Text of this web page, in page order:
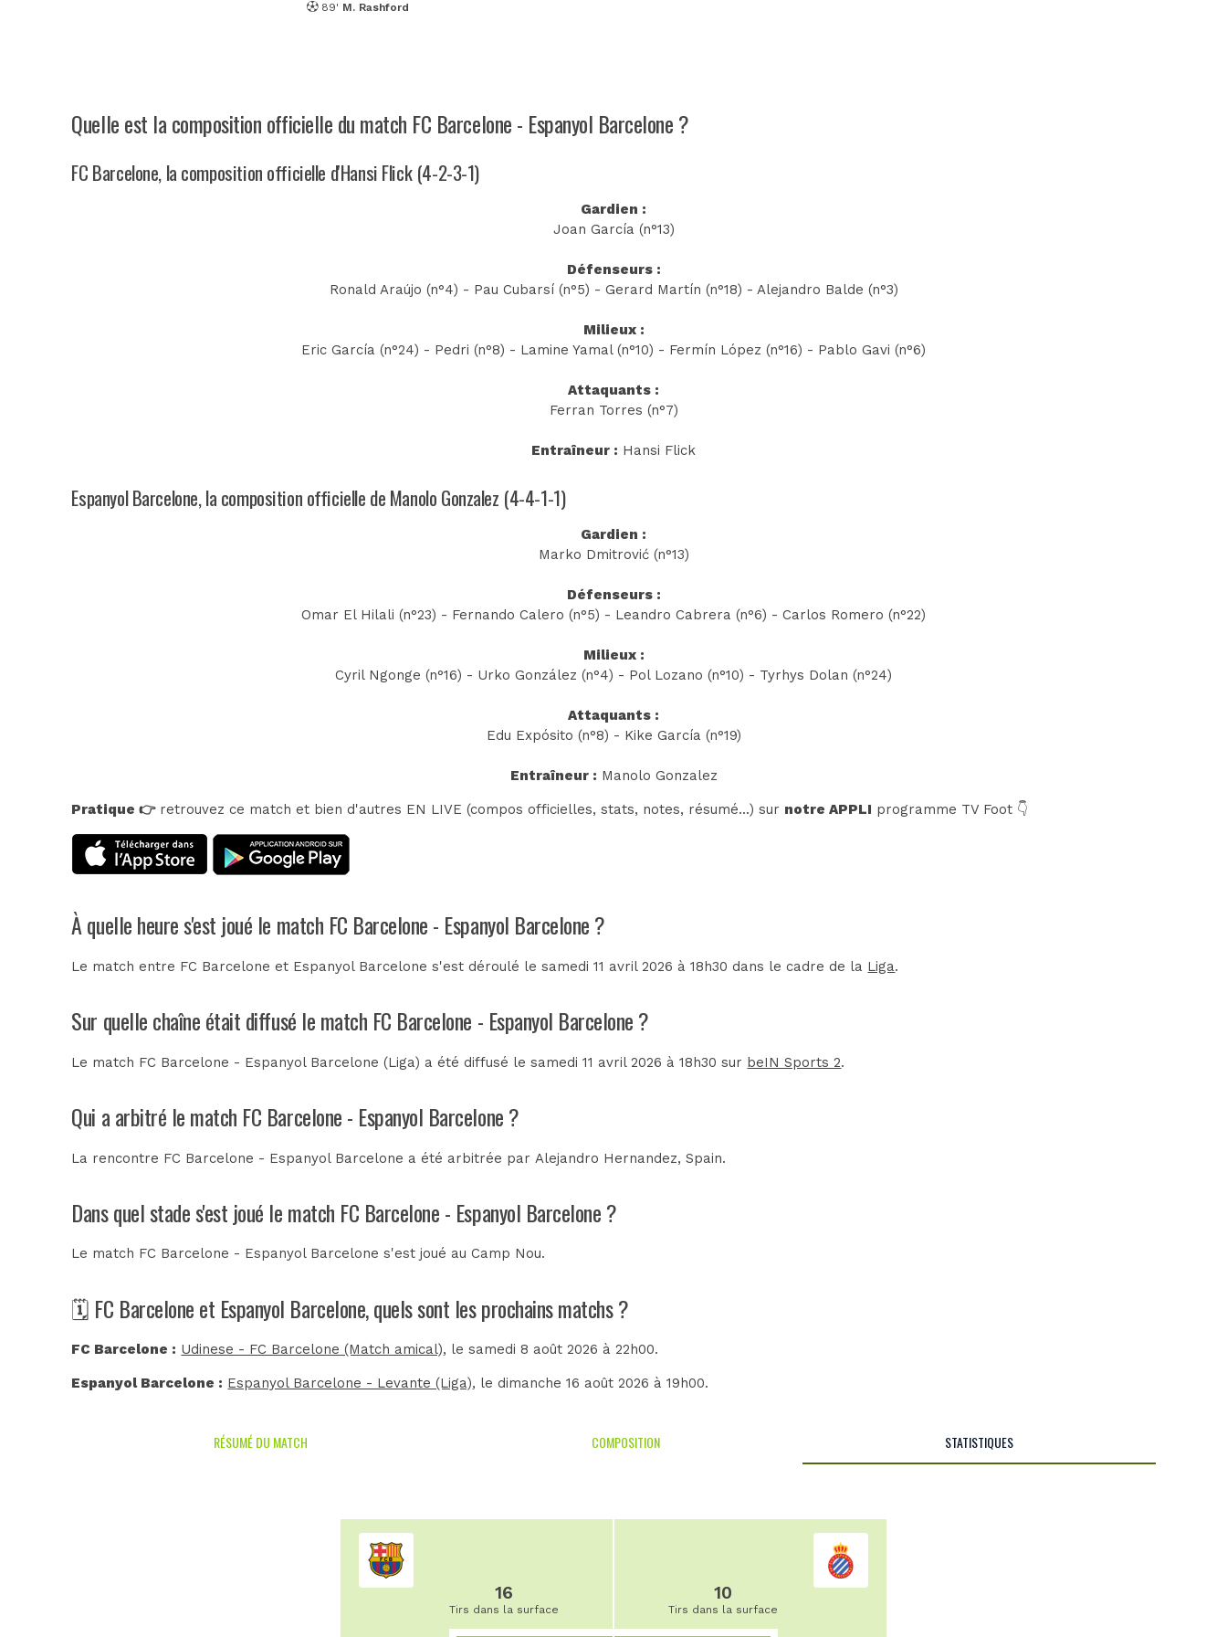
89' M. Rashford
Quelle est la composition officielle du match FC Barcelone - Espanyol Barcelone ?
FC Barcelone, la composition officielle d'Hansi Flick (4-2-3-1)
Gardien :
Joan García (n°13)
Défenseurs :
Ronald Araújo (n°4) - Pau Cubarsí (n°5) - Gerard Martín (n°18) - Alejandro Balde (n°3)
Milieux :
Eric García (n°24) - Pedri (n°8) - Lamine Yamal (n°10) - Fermín López (n°16) - Pablo Gavi (n°6)
Attaquants :
Ferran Torres (n°7)
Entraîneur : Hansi Flick
Espanyol Barcelone, la composition officielle de Manolo Gonzalez (4-4-1-1)
Gardien :
Marko Dmitrović (n°13)
Défenseurs :
Omar El Hilali (n°23) - Fernando Calero (n°5) - Leandro Cabrera (n°6) - Carlos Romero (n°22)
Milieux :
Cyril Ngonge (n°16) - Urko González (n°4) - Pol Lozano (n°10) - Tyrhys Dolan (n°24)
Attaquants :
Edu Expósito (n°8) - Kike García (n°19)
Entraîneur : Manolo Gonzalez
Pratique 👉retrouvez ce match et bien d'autres EN LIVE (compos officielles, stats, notes, résumé...) sur notre APPLI programme TV Foot 👇
À quelle heure s'est joué le match FC Barcelone - Espanyol Barcelone ?
Le match entre FC Barcelone et Espanyol Barcelone s'est déroulé le samedi 11 avril 2026 à 18h30 dans le cadre de la Liga.
Sur quelle chaîne était diffusé le match FC Barcelone - Espanyol Barcelone ?
Le match FC Barcelone - Espanyol Barcelone (Liga) a été diffusé le samedi 11 avril 2026 à 18h30 sur beIN Sports 2.
Qui a arbitré le match FC Barcelone - Espanyol Barcelone ?
La rencontre FC Barcelone - Espanyol Barcelone a été arbitrée par Alejandro Hernandez, Spain.
Dans quel stade s'est joué le match FC Barcelone - Espanyol Barcelone ?
Le match FC Barcelone - Espanyol Barcelone s'est joué auCamp Nou.
🗓️ FC Barcelone et Espanyol Barcelone, quels sont les prochains matchs ?
FC Barcelone : Udinese - FC Barcelone (Match amical), le samedi 8 août 2026 à 22h00.
Espanyol Barcelone : Espanyol Barcelone - Levante (Liga), le dimanche 16 août 2026 à 19h00.
RÉSUMÉ DU MATCH COMPOSITION STATISTIQUES
16
Tirs dans la surface
10
Tirs dans la surface